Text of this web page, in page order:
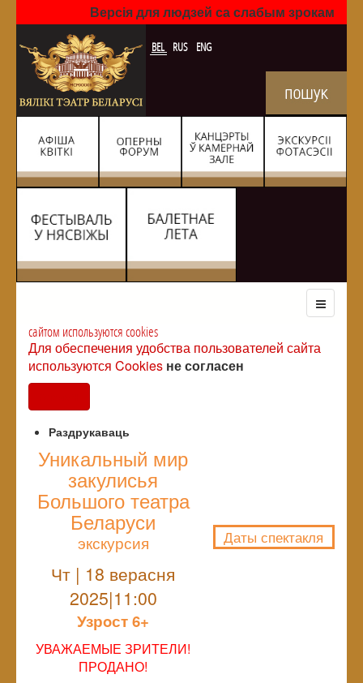
Версія для людзей са слабым зрокам
BEL RUS ENG
сайтом используются cookies
Для обеспечения удобства пользователей сайта
используются Cookies не согласен
Раздрукаваць
Уникальный мир
закулисья
Большого театра
Беларуси
экскурсия
Чт | 18 верасня
2025|11:00
Узрoст 6+
УВАЖАЕМЫЕ ЗРИТЕЛИ!
ПРОДАНО!
Даты спектакля